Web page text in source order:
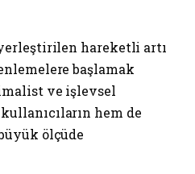
hareketli artı
başlamak
ve işlevsel
hem de
ölçüde